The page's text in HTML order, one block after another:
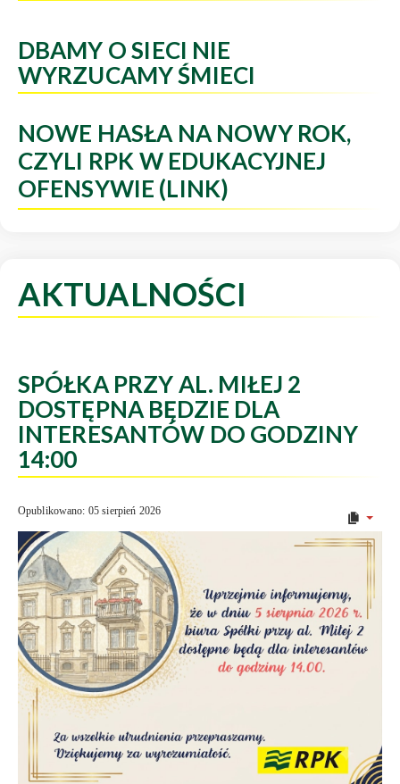
DBAMY O SIECI NIE
WYRZUCAMY ŚMIECI
NOWE HASŁA NA NOWY ROK,
CZYLI RPK W EDUKACYJNEJ
OFENSYWIE (LINK)
AKTUALNOŚCI
SPÓŁKA PRZY AL. MIŁEJ 2
DOSTĘPNA BĘDZIE DLA
INTERESANTÓW DO GODZINY
14:00
Opublikowano: 05 sierpień 2026